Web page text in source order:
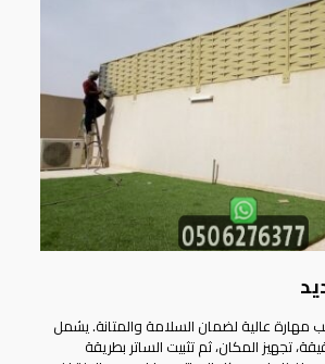
مهارة عالية لضمان السلامة والمتانة. يشمل
تجهيز المكان، ثم تثبيت الساتر بطريقة